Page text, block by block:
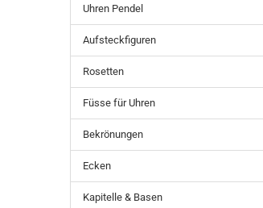
Uhren Pendel
Aufsteckfiguren
Rosetten
Füsse für Uhren
Bekrönungen
Ecken
Kapitelle & Basen